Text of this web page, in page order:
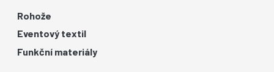
Rohože
Eventový textil
Funkční materiály